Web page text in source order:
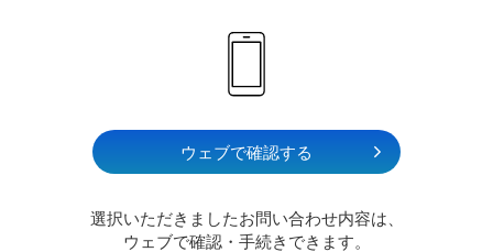
ウェブで確認する
選択いただきましたお問い合わせ内容は、
ウェブで確認・手続きできます。